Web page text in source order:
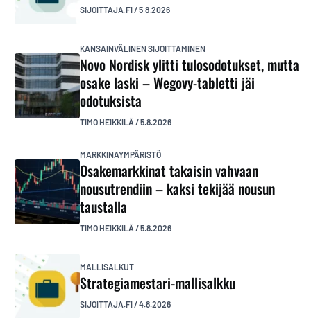
SIJOITTAJA.FI/5.8.2026
KANSAINVÄLINEN SIJOITTAMINEN
Novo Nordisk ylitti tulosodotukset, mutta
osake laski – Wegovy-tabletti jäi
odotuksista
TIMO HEIKKILÄ /5.8.2026
MARKKINAYMPÄRISTÖ
Osakemarkkinat takaisin vahvaan
nousutrendiin – kaksi tekijää nousun
taustalla
TIMO HEIKKILÄ /5.8.2026
MALLISALKUT
Strategiamestari-mallisalkku
SIJOITTAJA.FI/4.8.2026